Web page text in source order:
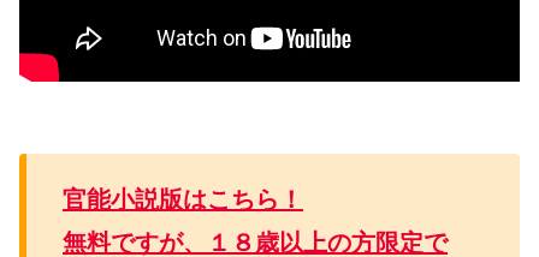
官能小説版はこちら！
無料ですが、１８歳以上の方限定で